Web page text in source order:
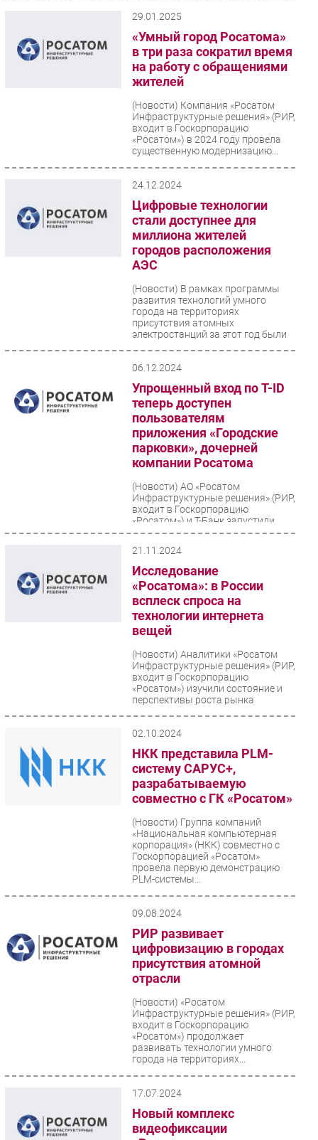
29.01.2025
«Умный город Росатома»
в три раза сократил время
на работу с обращениями
жителей
(Новости) Компания «Росатом
Инфраструктурные решения» (РИР,
входит в Госкорпорацию
«Росатом») в 2024 году провела
существенную модернизацию...
24.12.2024
Цифровые технологии
стали доступнее для
миллиона жителей
городов расположения
АЭС
(Новости) В рамках программы
развития технологий умного
города на территориях
присутствия атомных
электростанций за этот год были
06.12.2024
Упрощенный вход по T-ID
теперь доступен
пользователям
приложения «Городские
парковки», дочерней
компании Росатома
(Новости) АО «Росатом
Инфраструктурные решения» (РИР,
входит в Госкорпорацию
«Росатом») и Т-Банк запустили
банковский метод авторизации в
21.11.2024
Исследование
«Росатома»: в России
всплеск спроса на
технологии интернета
вещей
(Новости) Аналитики «Росатом
Инфраструктурные решения» (РИР,
входит в Госкорпорацию
«Росатом») изучили состояние и
перспективы роста рынка
02.10.2024
НКК представила PLM-
систему САРУС+,
разрабатываемую
совместно с ГК «Росатом»
(Новости) Группа компаний
«Национальная компьютерная
корпорация» (НКК) совместно с
Госкорпорацией «Росатом»
провела первую демонстрацию
PLM-системы...
09.08.2024
РИР развивает
цифровизацию в городах
присутствия атомной
отрасли
(Новости) «Росатом
Инфраструктурные решения» (РИР,
входит в Госкорпорацию
«Росатом») продолжает
развивать технологии умного
города на территориях...
17.07.2024
Новый комплекс
видеофиксации